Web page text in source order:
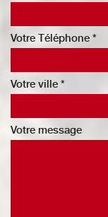
Votre Téléphone *
Votre ville *
Votre message